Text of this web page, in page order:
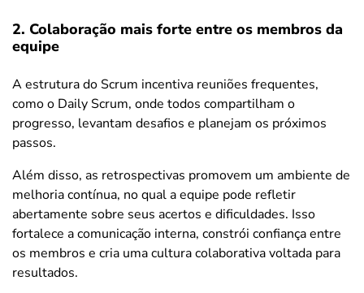
2. Colaboração mais forte entre os membros da
equipe
A estrutura do Scrum incentiva reuniões frequentes,
como o Daily Scrum, onde todos compartilham o
progresso, levantam desafios e planejam os próximos
passos.
Além disso, as retrospectivas promovem um ambiente de
melhoria contínua, no qual a equipe pode refletir
abertamente sobre seus acertos e dificuldades. Isso
fortalece a comunicação interna, constrói confiança entre
os membros e cria uma cultura colaborativa voltada para
resultados.